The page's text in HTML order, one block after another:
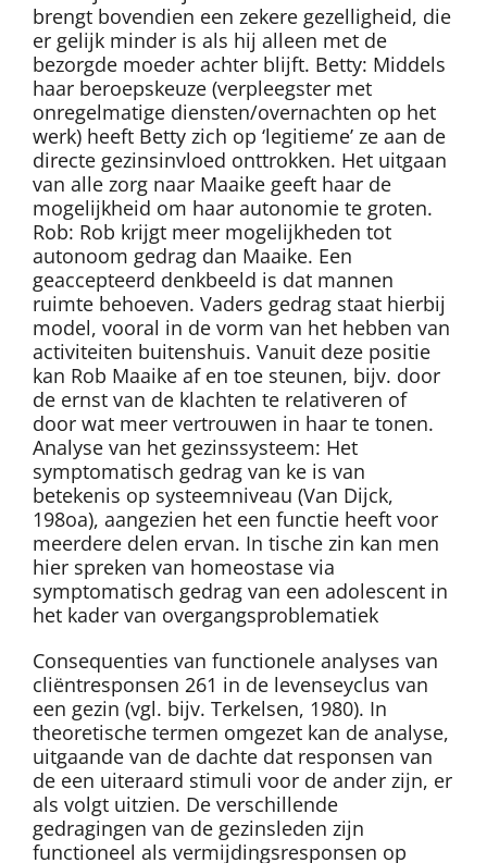
brengt bovendien een zekere gezelligheid, die
er gelijk minder is als hij alleen met de
bezorgde moeder achter blijft. Betty: Middels
haar beroepskeuze (verpleegster met
onregelmatige diensten/overnachten op het
werk) heeft Betty zich op ‘legitieme’ ze aan de
directe gezinsinvloed onttrokken. Het uitgaan
van alle zorg naar Maaike geeft haar de
mogelijkheid om haar autonomie te groten.
Rob: Rob krijgt meer mogelijkheden tot
autonoom gedrag dan Maaike. Een
geaccepteerd denkbeeld is dat mannen
ruimte behoeven. Vaders gedrag staat hierbij
model, vooral in de vorm van het hebben van
activiteiten buitenshuis. Vanuit deze positie
kan Rob Maaike af en toe steunen, bijv. door
de ernst van de klachten te relativeren of
door wat meer vertrouwen in haar te tonen.
Analyse van het gezinssysteem: Het
symptomatisch gedrag van ke is van
betekenis op systeemniveau (Van Dijck,
198oa), aangezien het een functie heeft voor
meerdere delen ervan. In tische zin kan men
hier spreken van homeostase via
symptomatisch gedrag van een adolescent in
het kader van overgangsproblematiek
Consequenties van functionele analyses van
cliëntresponsen 261 in de levenseyclus van
een gezin (vgl. bijv. Terkelsen, 1980). In
theoretische termen omgezet kan de analyse,
uitgaande van de dachte dat responsen van
de een uiteraard stimuli voor de ander zijn, er
als volgt uitzien. De verschillende
gedragingen van de gezinsleden zijn
functioneel als vermijdingsresponsen op